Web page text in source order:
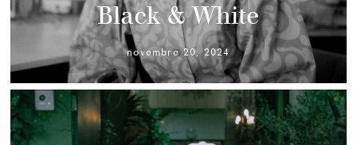
Black & White
novembre 20, 2024